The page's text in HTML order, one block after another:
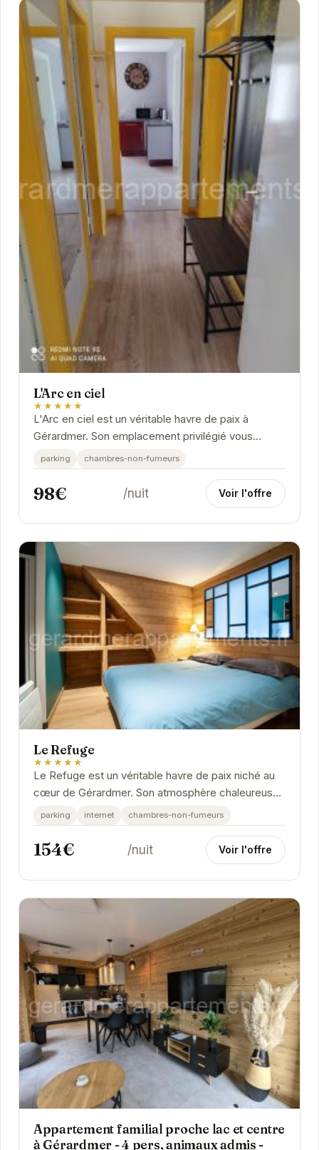
L'Arc en ciel
★★★★★
L'Arc en ciel est un véritable havre de paix à
Gérardmer. Son emplacement privilégié vous
permet de profiter pleinement des attraits de la...
parking chambres-non-fumeurs
98€ /nuit Voir l'offre
Le Refuge
★★★★★
Le Refuge est un véritable havre de paix niché au
cœur de Gérardmer. Son atmosphère chaleureuse
et ses équipements modernes vous garantissent...
parking internet chambres-non-fumeurs
154€ /nuit Voir l'offre
Appartement familial proche lac et centre
à Gérardmer - 4 pers, animaux admis -